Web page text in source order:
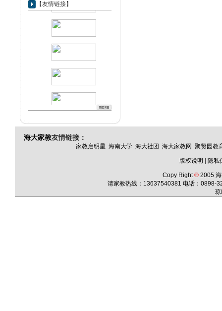
【友情链接】
海大家教友情链接：
家教启明星 海南大学 海大社团 海大家教网 聚贤园教
版权说明 隐私
Copy Right®2005
请家教热线：13637540381 电话： 0898-